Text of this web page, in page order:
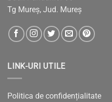
Tg Mureș, Jud. Mureș
LINK-URI UTILE
Politica de confidențialitate